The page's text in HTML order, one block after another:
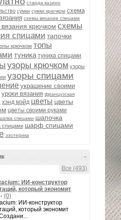
старда казино
сумки сумки крючком схема
схемы вязание спицами
крючком схемы
спицами тапочки
крючком топы
туника туника спицами
узоры крючком узоры
узоры спицами
украшение своими
уроки вязания французская
хэнд мэйд цветы цветы
цветы своими руками
спицами шапочка
спицами шарф спицами
эзотерика
-
Все (493)
ИИ‑конструктор
который экономит
- (0)
ИИ‑конструктор
который экономит